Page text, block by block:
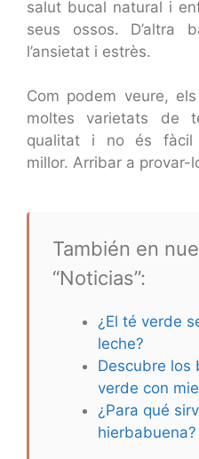
salut bucal natural i
seus ossos. D’altra
l’ansietat i estrès.
Com podem veure,
moltes varietats de
qualitat i no és
millor. Arribar a provar-
También en
“Noticias”:
¿El té verde
leche?
Descubre los
verde con
¿Para qué
hierbabuena?